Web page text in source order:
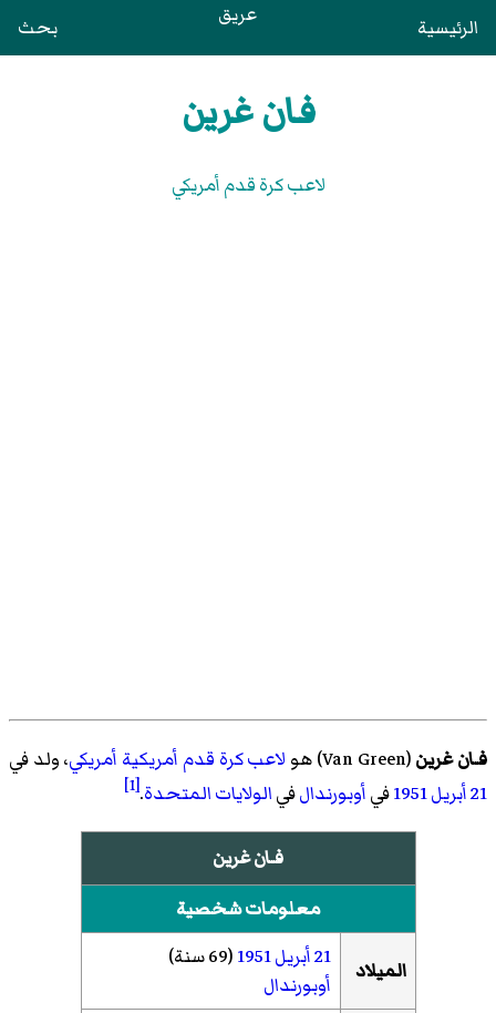
الرئيسية عريق بحث
فـان غرين
لاعب كرة قدم أمريكي
فـان غرين(
Van Green)‏ هو لاعب كرة قدم أمريكية أمريكي، ولد في
21 أبريل
1951فيأوبورندالفيالولايات المتحدة.
[1]
فـان غرين
معلومات شخصية
الميلاد 21 أبريل 1951(69 سنة)
أوبورندال